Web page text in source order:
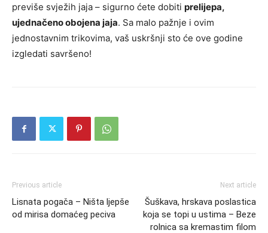
previše svježih jaja – sigurno ćete dobiti prelijepa,
ujednačeno obojena jaja. Sa malo pažnje i ovim
jednostavnim trikovima, vaš uskršnji sto će ove godine
izgledati savršeno!
Previous article
Lisnata pogača – Ništa ljepše
od mirisa domaćeg peciva
Next article
Šuškava, hrskava poslastica
koja se topi u ustima – Beze
rolnica sa kremastim filom